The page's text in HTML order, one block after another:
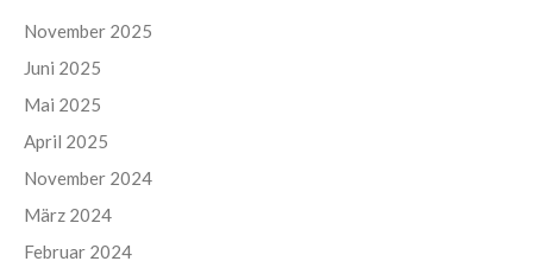
November 2025
Juni 2025
Mai 2025
April 2025
November 2024
März 2024
Februar 2024